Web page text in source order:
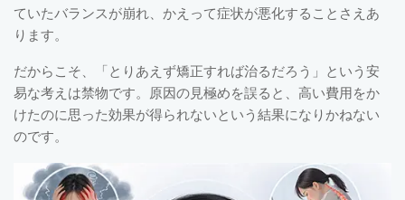
ていたバランスが崩れ、かえって症状が悪化することさえあ
ります。
だからこそ、「とりあえず矯正すれば治るだろう」という安
易な考えは禁物です。原因の見極めを誤ると、高い費用をか
けたのに思った効果が得られないという結果になりかねない
のです。